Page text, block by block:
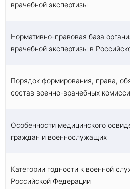
часов.
тестирования.
врачебной экспертизы
Нормативно-правовая база
врачебной экспертизы в
Порядок формирования, права,
состав военно-врачебных
Особенности медицинского
граждан и военнослужащих
Категории годности к военной
Российской Федерации